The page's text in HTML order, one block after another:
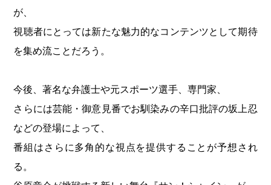
が、
視聴者にとっては新たな魅力的なコンテンツとして期待
を集め流ことだろう。
今後、著名な弁護士や元スポーツ選手、専門家、
さらには芸能・御意見番でお馴染みの辛口批評の坂上忍
などの登場によって、
番組はさらに多角的な視点を提供することが予想され
る。